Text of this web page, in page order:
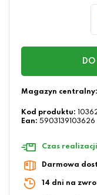
Magazyn centralny:
Kod produktu:
Ean: 5903139103626
Czas
Darmowa
14 dni na